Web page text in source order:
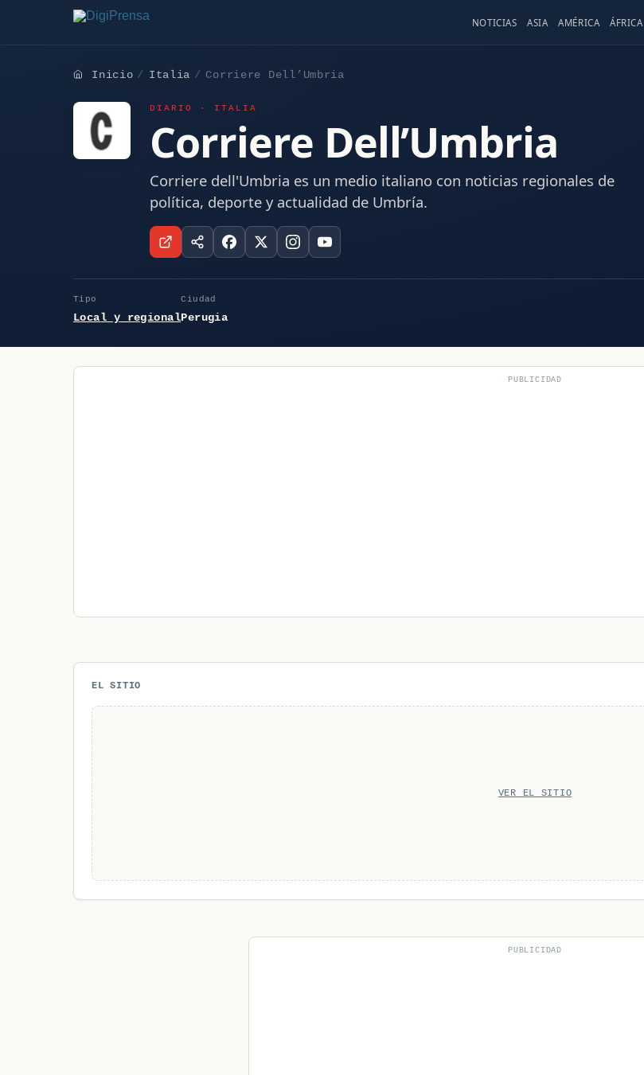
NOTICIAS ASIA AMÉRICA ÁFRICA
Inicio Italia Corriere Dell’Umbria
DIARIO · ITALIA
Corriere Dell’Umbria
Corriere dell'Umbria es un medio italiano con noticias regionales de
política, deporte y actualidad de Umbría.
Tipo
Local y regional
Ciudad
Perugia
PUBLICIDAD
EL SITIO
VER EL SITIO
PUBLICIDAD